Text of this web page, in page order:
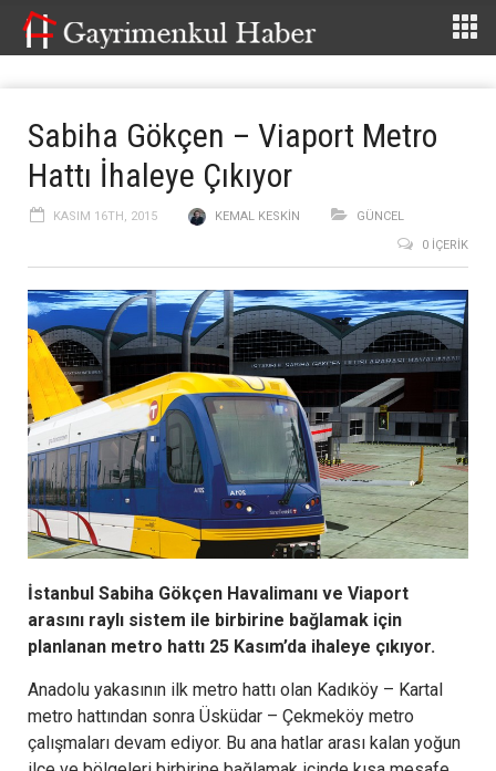
Sabiha Gökçen – Viaport Metro
Hattı İhaleye Çıkıyor
KASIM 16TH, 2015 KEMAL KESKIN
GÜNCEL
0 İÇERIK
İstanbul Sabiha Gökçen Havalimanı ve Viaport
arasını raylı sistem ile birbirine bağlamak için
planlanan metro hattı 25 Kasım’da ihaleye çıkıyor.
Anadolu yakasının ilk metro hattı olan Kadıköy – Kartal
metro hattından sonra Üsküdar – Çekmeköy metro
çalışmaları devam ediyor. Bu ana hatlar arası kalan yoğun